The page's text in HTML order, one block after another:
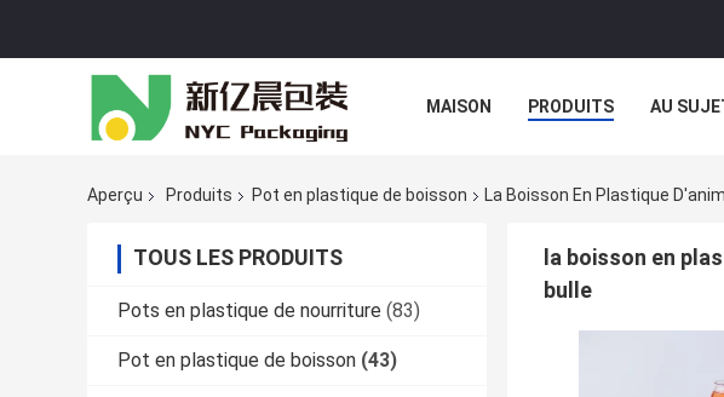
MAISON PRODUITS AU
Aperçu Produits Pot en plastique de boisson La Boisson En Plastique
TOUS LES PRODUITS
Pots en plastique de nourriture (83)
Pot en plastique de boisson (43)
la boisson en
bulle